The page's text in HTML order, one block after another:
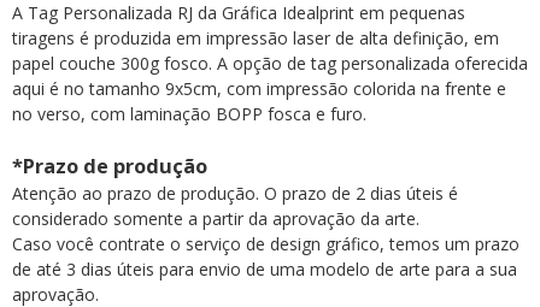
A Tag Personalizada RJ da Gráfica Idealprint em pequenas
tiragens é produzida em impressão laser de alta definição, em
papel couche 300g fosco. A opção de tag personalizada oferecida
aqui é no tamanho 9x5cm, com impressão colorida na frente e
no verso, com laminação BOPP fosca e furo.
*Prazo de produção
Atenção ao prazo de produção. O prazo de 2 dias úteis é
considerado somente a partir da aprovação da arte.
Caso você contrate o serviço de design gráfico, temos um prazo
de até 3 dias úteis para envio de uma modelo de arte para a sua
aprovação.